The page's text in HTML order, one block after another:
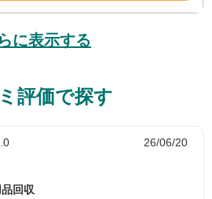
に表示する
評価で探す
26/06/20
回収